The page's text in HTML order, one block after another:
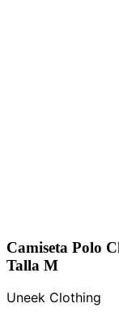
Camiseta Polo
Talla M
Uneek Clothing